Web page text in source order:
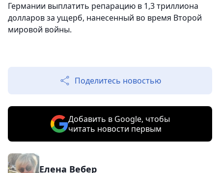
Германии выплатить репарацию в 1,3 триллиона
долларов за ущерб, нанесенный во время Второй
мировой войны.
Поделитесь новостью
Добавить в Google, чтобы
читать новости первым
Елена Вебер